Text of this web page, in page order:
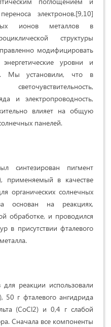
электронов.[9,10]
ионов металлов в
структуры
модифицировать
уровни и
Мы установили, что в
и электропроводность,
влияет на общую
панелей.
синтезирован пигмент
применяемый в качестве
органических солнечных
основан на реакциях,
обработке, и проводился
в присутствии фталевого
реакции использовали
50 г фталевого ангидрида
(CoCl2) и 0,4 г слабой
Сначала все компоненты